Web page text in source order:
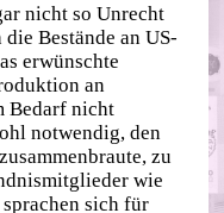
nicht so Unrecht
Bestände an US-
erwünschte
an
Bedarf nicht
notwendig, den
zu
wie
sich für